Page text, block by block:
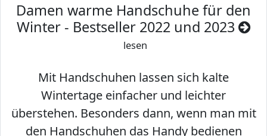
Damen warme Handschuhe für den
Winter - Bestseller 2022 und 2023
lesen
Mit Handschuhen lassen sich kalte
Wintertage einfacher und leichter
überstehen. Besonders dann, wenn man mit
den Handschuhen das Handy bedienen